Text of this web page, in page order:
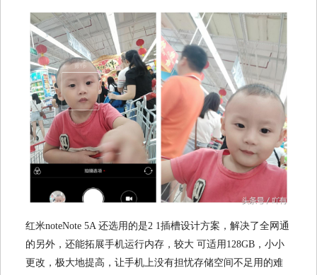
红米noteNote 5A 还选用的是2 1插槽设计方案，解决了全网通
的另外，还能拓展手机运行内存，较大 可适用128GB，小小
更改，极大地提高，让手机上没有担忧存储空间不足用的难